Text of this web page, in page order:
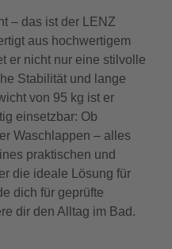
– das ist der LENZ
aus hochwertigem
er nicht nur eine stilvolle
Stabilität und lange
von 95 kg ist er
einsetzbar: Ob
Waschlappen – alles
praktischen und
die ideale Lösung für
dich für geprüfte
dir den Alltag im Bad.